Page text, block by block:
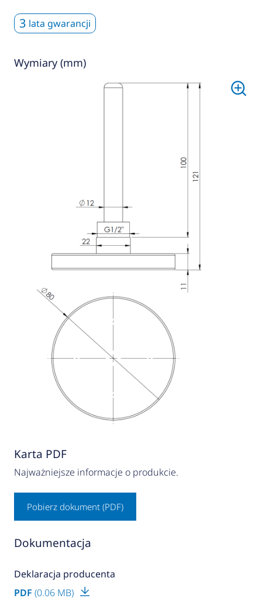
3 lata gwarancji
Wymiary (mm)
Karta PDF
Najważniejsze informacje o produkcie.
Pobierz dokument (PDF)
Dokumentacja
Deklaracja producenta
PDF (0.06 MB)